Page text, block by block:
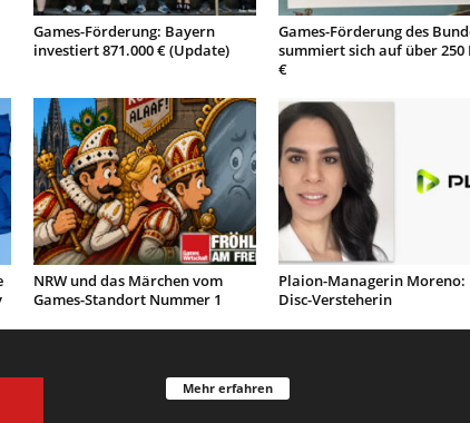
Games-Förderung: Bayern
investiert 871.000 € (Update)
Games-Förderung des
summiert sich auf über 250
€
NRW und das Märchen vom
Games-Standort Nummer 1
Plaion-Managerin Moreno:
Disc-Versteherin
Mehr erfahren